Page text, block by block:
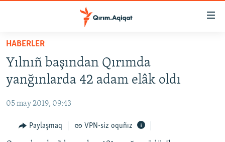
Esas
qaytmaq
Baş
navigatsiyağa
qaytmaq
qaytmaq
HABERLER
SİYASET
İQTİSADİYAT
CEMİYET
MEDENİYET
HABERLER
Yılnıñ başından Qırımda
yanğınlarda 42 adam elâk oldı
05 may 2019, 09:43
Paylaşmaq VPN-siz oquñız